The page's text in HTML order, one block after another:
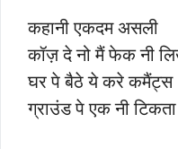
कहानी एकदम असली
कॉज़ दे नो मैं फेक नी
घर पे बैठे ये करे कमैंट्स
ग्राउंड पे एक नी टिकता